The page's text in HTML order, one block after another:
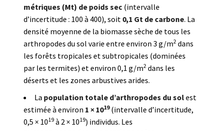
métriques (Mt) de poids sec (intervalle
d’incertitude : 100 à 400), soit 0,1 Gt de carbone. La
densité moyenne de la biomasse sèche de tous les
arthropodes du sol varie entre environ 3 g/m2 dans
les forêts tropicales et subtropicales (dominées
par les termites) et environ 0,1 g/m2 dans les
déserts et les zones arbustives arides.
La population totale d’arthropodes du solest
estimée à environ 1 × 1019(intervalle d’incertitude,
0,5 × 1019 à 2 × 1019) individus. Les